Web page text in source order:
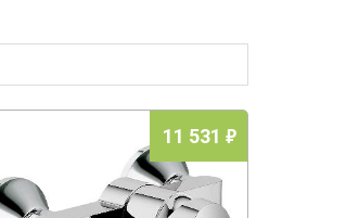
11 531